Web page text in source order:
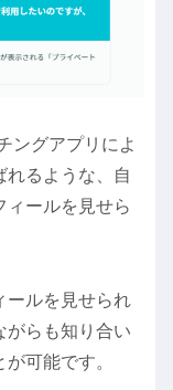
ングアプリによ
れるような、自
ィールを見せら
ールを見せられ
がらも知り合い
可能です。